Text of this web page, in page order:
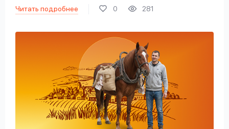
Читать подробнее 0 281